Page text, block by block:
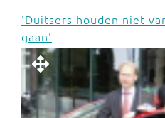
'Duitsers houden niet
gaan'